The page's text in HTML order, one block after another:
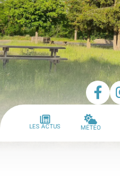
LES ACTUS MÉTÉO